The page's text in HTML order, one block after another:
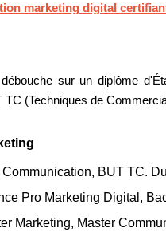
marketing digital
sur un diplôme
(Techniques de
Communication, BUT TC.
Pro Marketing Digital,
Marketing, Master